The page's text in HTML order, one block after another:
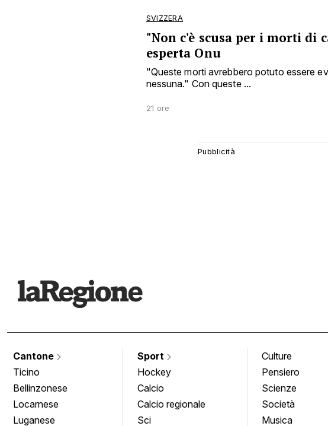
SVIZZERA
"Non c'è scusa per i morti di
esperta Onu
"Queste morti avrebbero potuto essere
nessuna." Con queste ...
21 ore
Cantone
Ticino
Bellinzonese
Locarnese
Luganese
Sport
Hockey
Calcio
Calcio regionale
Sci
Culture
Pensiero
Scienze
Società
Musica